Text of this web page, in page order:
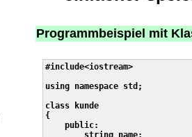
Programmbeispiel mit
#include<iostream>
using namespace std;
class kunde
{
    public:
        string name;